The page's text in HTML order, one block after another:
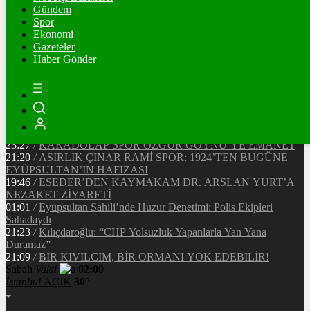
Gündem
Spor
Ekonomi
Gazeteler
Haber Gönder
20:37 / CHP EYÜPSULTAN İLÇE ÖRGÜTÜ ÜYELERİ
/ MHP EYÜPSULTAN TEŞKİLATI’NIN ACI GÜNÜ
13:33
/ BAŞKAN DR. MİTHAT BÜLENT ÖZMEN’DEN
KAMUOYUNA AÇIKLAMA
Makyaj Sanatçısı Uzay Damla Yıldız, Uluslararası
Başarılarıyla Türkiye’yi Temsil Ediyor
23:27 / KARADOLAP SPOR ÖZGÜR GÖYNÜ’YE EMANET
21:20 / ASIRLIK ÇINAR RAMİ SPOR: 1924’TEN BUGÜNE
EYÜPSULTAN’IN HAFIZASI
19:46 / ESEDER’DEN KAYMAKAM DR. ARSLAN YURT’A
NEZAKET ZİYARETİ
01:01 / Eyüpsultan Sahili’nde Huzur Denetimi: Polis Ekipleri
Sahadaydı
21:23 / Kılıçdaroğlu: “CHP Yolsuzluk Yapanlarla Yan Yana
Duramaz”
21:09 / BİR KIVILCIM, BİR ORMANI YOK EDEBİLİR!
Sabah Vakti
02:00
İstanbul AÇIK 30°